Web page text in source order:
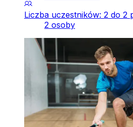
Liczba uczestników: 2 do 2
2 osoby